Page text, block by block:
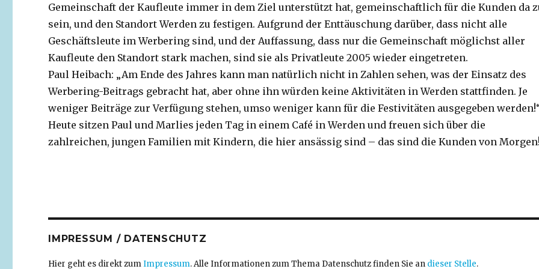
Gemeinschaft der Kaufleute immer in dem Ziel unterstützt hat, gemeinschaftlich für die Kunden da
sein, und den Standort Werden zu festigen. Aufgrund der Enttäuschung darüber, dass nicht alle
Geschäftsleute im Werbering sind, und der Auffassung, dass nur die Gemeinschaft möglichst aller
Kaufleute den Standort stark machen, sind sie als Privatleute 2005 wieder eingetreten.
Paul Heibach: „Am Ende des Jahres kann man natürlich nicht in Zahlen sehen, was der Einsatz des
Werbering-Beitrags gebracht hat, aber ohne ihn würden keine Aktivitäten in Werden stattfinden. Je
weniger Beiträge zur Verfügung stehen, umso weniger kann für die Festivitäten ausgegeben
Heute sitzen Paul und Marlies jeden Tag in einem Café in Werden und freuen sich über die
zahlreichen, jungen Familien mit Kindern, die hier ansässig sind – das sind die Kunden von Morgen!
IMPRESSUM / DATENSCHUTZ
Hier geht es direkt zumImpressum. Alle Informationen zum Thema Datenschutz finden Sie an dieser Stelle.